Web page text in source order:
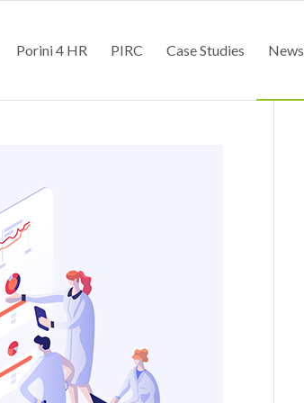
Porini 4 HR PIRC Case Studies News